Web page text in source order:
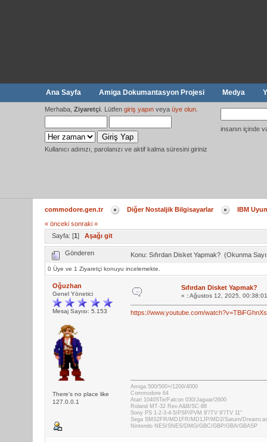
Ana Sayfa Amiga Dokumantasyon Projesi Medya
Merhaba, Ziyaretçi . Lütfen giriş yapın veya üye olun
Kullanıcı adınızı, parolanızı ve aktif kalma süresini giriniz
insanın içinde
commodore.gen.tr Diğer Nostaljik Bilgisayarlar
IBM
« önceki sonraki »
Sayfa: [1] Aşağı git
Gönderen Konu: Sıfırdan Disket Yapmak? (Okunma
0 Üye ve 1 Ziyaretçi konuyu incelemekte.
Oğuzhan
Genel Yönetici
Mesaj Sayısı: 5.153
There's no place like
127.0.0.1
Sıfırdan Disket Yapmak?
« :Ağustos 12, 2025,
https://www.youtube.com/
Amiga 500/500+/1200/4000
Commodore 64
Atari 1040STe/Falcon 030/Jaguar/2600
Roland MT-32 Rev.A&B/SC-88
Sony PS 1-2-3-4-5/PSP/PVM 9"/TV 9"/TV 11"
Sega SMS2FR/MD1FR/MD1JP/MD2/Saturn/
Nintendo NES/SNES/DMG/GBC/GBP/GBA/GBASP